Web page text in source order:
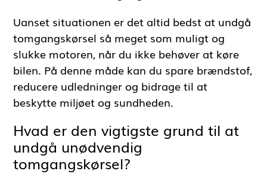
Uanset situationen er det altid bedst at undgå
tomgangskørsel så meget som muligt og
slukke motoren, når du ikke behøver at køre
bilen. På denne måde kan du spare brændstof,
reducere udledninger og bidrage til at
beskytte miljøet og sundheden.
Hvad er den vigtigste grund til at
undgå unødvendig
tomgangskørsel?